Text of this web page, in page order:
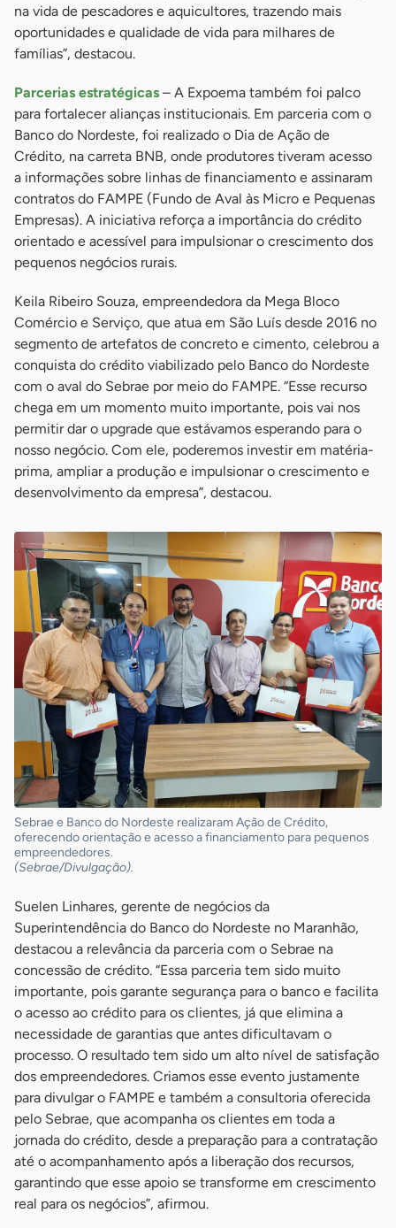
na vida de pescadores e aquicultores, trazendo mais
oportunidades e qualidade de vida para milhares de
famílias”, destacou.
Parcerias estratégicas – A Expoema também foi palco
para fortalecer alianças institucionais. Em parceria com o
Banco do Nordeste, foi realizado o Dia de Ação de
Crédito, na carreta BNB, onde produtores tiveram acesso
a informações sobre linhas de financiamento e assinaram
contratos do FAMPE (Fundo de Aval às Micro e Pequenas
Empresas). A iniciativa reforça a importância do crédito
orientado e acessível para impulsionar o crescimento dos
pequenos negócios rurais.
Keila Ribeiro Souza, empreendedora da Mega Bloco
Comércio e Serviço, que atua em São Luís desde 2016 no
segmento de artefatos de concreto e cimento, celebrou a
conquista do crédito viabilizado pelo Banco do Nordeste
com o aval do Sebrae por meio do FAMPE. “Esse recurso
chega em um momento muito importante, pois vai nos
permitir dar o upgrade que estávamos esperando para o
nosso negócio. Com ele, poderemos investir em matéria-
prima, ampliar a produção e impulsionar o crescimento e
desenvolvimento da empresa”, destacou.
Sebrae e Banco do Nordeste realizaram Ação de Crédito,
oferecendo orientação e acesso a financiamento para pequenos
empreendedores.
(Sebrae/Divulgação).
Suelen Linhares, gerente de negócios da
Superintendência do Banco do Nordeste no Maranhão,
destacou a relevância da parceria com o Sebrae na
concessão de crédito. “Essa parceria tem sido muito
importante, pois garante segurança para o banco e facilita
o acesso ao crédito para os clientes, já que elimina a
necessidade de garantias que antes dificultavam o
processo. O resultado tem sido um alto nível de satisfação
dos empreendedores. Criamos esse evento justamente
para divulgar o FAMPE e também a consultoria oferecida
pelo Sebrae, que acompanha os clientes em toda a
jornada do crédito, desde a preparação para a contratação
até o acompanhamento após a liberação dos recursos,
garantindo que esse apoio se transforme em crescimento
real para os negócios”, afirmou.